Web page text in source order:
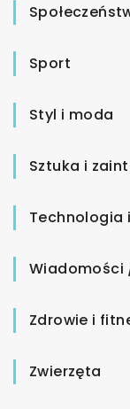
Sport
Styl i moda
Sztuka i
Technologia
Wiadomości
Zdrowie i
Zwierzęta